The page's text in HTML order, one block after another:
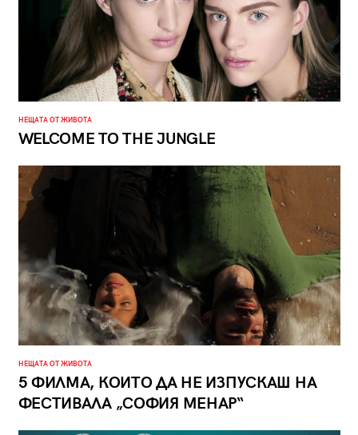
НЕЩАТА ОТ ЖИВОТА
WELCOME TO THE JUNGLE
НЕЩАТА ОТ ЖИВОТА
5 ФИЛМА, КОИТО ДА НЕ ИЗПУСКАШ НА
ФЕСТИВАЛА „СОФИЯ МЕНАР“